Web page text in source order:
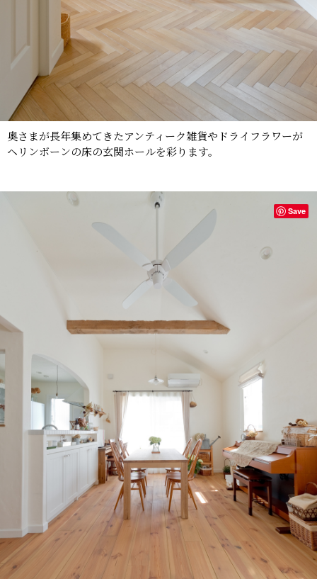
奥さまが長年集めてきたアンティーク雑貨やドライフラワーが
ヘリンボーンの床の玄関ホールを彩ります。
Save